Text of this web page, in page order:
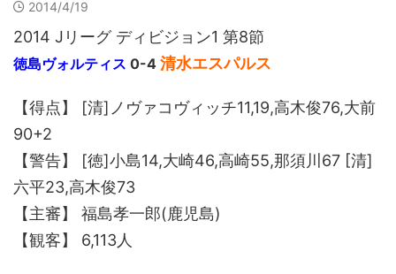
2014/4/19
2014 Jリーグ ディビジョン1 第8節
徳島ヴォルティス 0-4 清水エスパルス
【得点】 [清]ノヴァコヴィッチ11,19,高木俊76,大前
90+2
【警告】 [徳]小島14,大崎46,高崎55,那須川67 [清]
六平23,高木俊73
【主審】 福島孝一郎(鹿児島)
【観客】 6,113人